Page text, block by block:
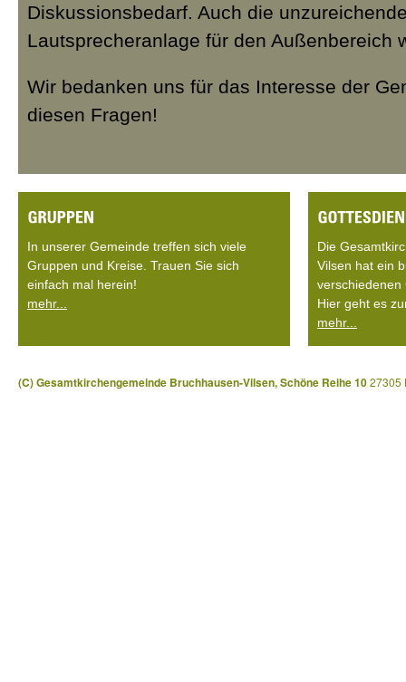
Diskussionsbedarf. Auch die
Lautsprecheranlage für den Außenbereich
Wir bedanken uns für das Interesse der
diesen Fragen!
In unserer Gemeinde treffen sich viele
Gruppen und Kreise. Trauen Sie sich
einfach mal herein!
mehr...
Die
Vilsen hat ein
verschiedenen
Hier geht es
mehr...
(C) Gesamtkirchengemeinde Bruchhausen-Vilsen, Schöne Reihe 1027305